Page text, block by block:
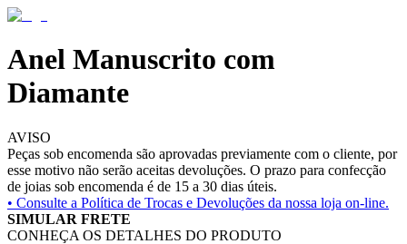
Anel Manuscrito com
Diamante
AVISO
Peças sob encomenda são aprovadas previamente com o cliente, por
esse motivo não serão aceitas devoluções. O prazo para confecção
de joias sob encomenda é de 15 a 30 dias úteis.
• Consulte a Política de Trocas e Devoluções da nossa loja on-line.
SIMULAR FRETE
CONHEÇA OS DETALHES DO PRODUTO